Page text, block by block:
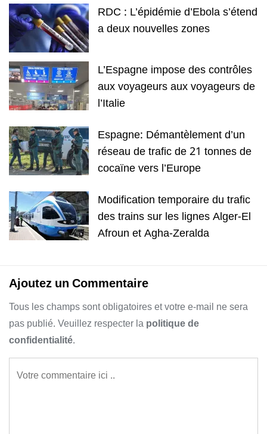
RDC : L’épidémie d’Ebola s’étend
a deux nouvelles zones
L’Espagne impose des contrôles
aux voyageurs aux voyageurs de
l’Italie
Espagne: Démantèlement d’un
réseau de trafic de 21 tonnes de
cocaïne vers l’Europe
Modification temporaire du trafic
des trains sur les lignes Alger-El
Afroun et Agha-Zeralda
Ajoutez un Commentaire
Tous les champs sont obligatoires et votre e-mail ne sera
pas publié. Veuillez respecter lapolitique de
confidentialité.